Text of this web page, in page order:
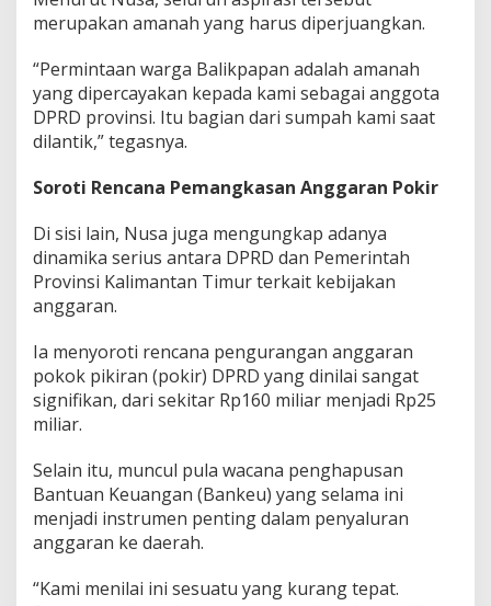
merupakan amanah yang harus diperjuangkan.
“Permintaan warga Balikpapan adalah amanah
yang dipercayakan kepada kami sebagai anggota
DPRD provinsi. Itu bagian dari sumpah kami saat
dilantik,” tegasnya.
Soroti Rencana Pemangkasan Anggaran Pokir
Di sisi lain, Nusa juga mengungkap adanya
dinamika serius antara DPRD dan Pemerintah
Provinsi Kalimantan Timur terkait kebijakan
anggaran.
Ia menyoroti rencana pengurangan anggaran
pokok pikiran (pokir) DPRD yang dinilai sangat
signifikan, dari sekitar Rp160 miliar menjadi Rp25
miliar.
Selain itu, muncul pula wacana penghapusan
Bantuan Keuangan (Bankeu) yang selama ini
menjadi instrumen penting dalam penyaluran
anggaran ke daerah.
“Kami menilai ini sesuatu yang kurang tepat.